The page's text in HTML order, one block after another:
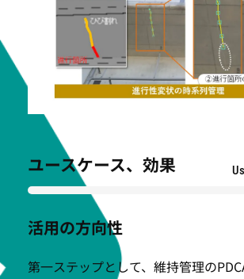
ユースケース、効果
活用の方向性
第一ステップとして、維持管理の